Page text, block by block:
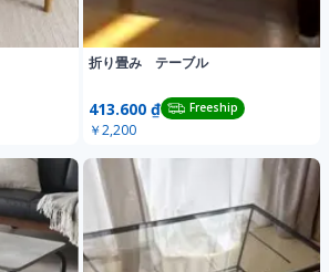
折り畳み テーブル
413.600 ₫ Freeship
￥2,200